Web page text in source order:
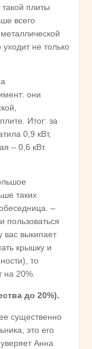
плиты
всего
уходит не только
они
Итог: за
0,9 кВт,
– 0,6 кВт.
таких
–
пользоваться
вас выкипает
крышку и
то
на 20%.
до 20%).
существенно
это его
Анна